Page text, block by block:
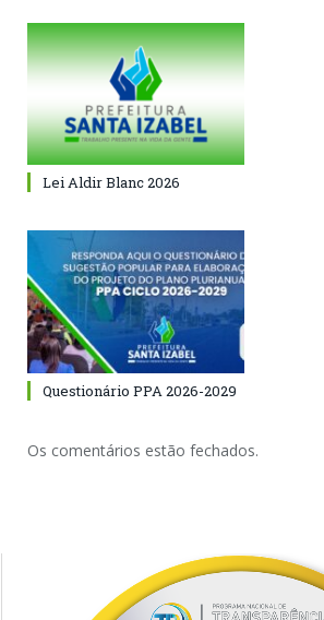
Lei Aldir Blanc 2026
Questionário PPA 2026-2029
Os comentários estão fechados.